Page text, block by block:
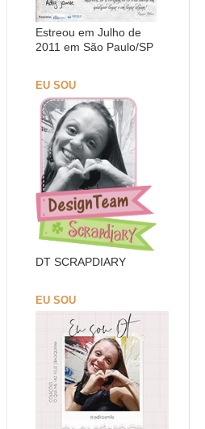
Estreou em Julho de
2011 em São Paulo/SP
EU SOU
DT SCRAPDIARY
EU SOU